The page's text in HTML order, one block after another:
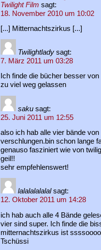
Twilight Film sagt:
18. November 2010 um 10:02
[...] Mitternachtszirkus [...]
Twilightlady sagt:
7. März 2011 um 03:28
Ich finde die bücher besser
zu viel weg gelassen
saku sagt:
25. Juni 2011 um 12:55
also ich hab alle vier bände
verschlungen.bin schon lange
genauso fasziniert wie von
geil!!
sehr empfehlenswert!
lalalalalalal sagt:
12. Oktober 2011 um 14:28
ich hab auch alle 4 Bände
vier sind super. Ich finde die
mitternachtszirkus ist
Tschüssi